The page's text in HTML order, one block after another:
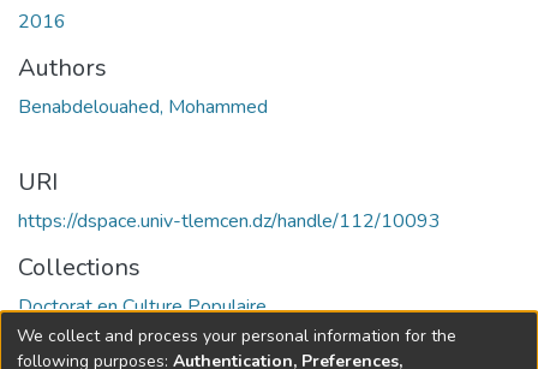
2016
Authors
Benabdelouahed, Mohammed
URI
https://dspace.univ-tlemcen.dz/handle/112/10093
Collections
Doctorat en Culture Populaire
Full item page
We collect and process your personal information for the
following purposes: Authentication, Preferences,